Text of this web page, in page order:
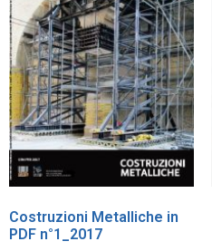
Costruzioni Metalliche in
PDF n°1_2017